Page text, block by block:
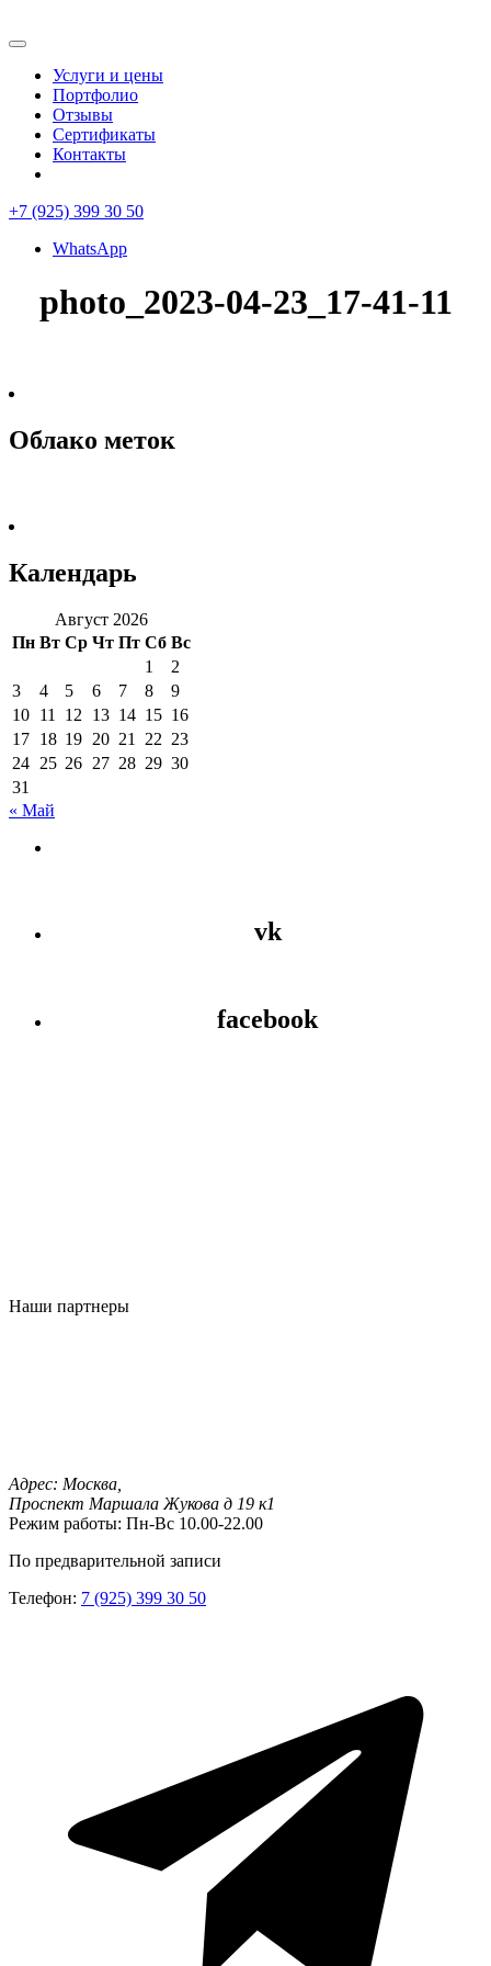
Услуги и цены
Портфолио
Отзывы
Сертификаты
Контакты
+7 (925) 399 30 50
WhatsApp
photo_2023-04-23_17-41-11
Облако меток
Календарь
Август 2026
Пн Вт Ср Чт Пт Сб Вс
1
2
3
4 5 6 7 8
9
10 11 12 13 14 15 16
17 18 19 20 21 22 23
24 25 26 27 28 29 30
31
« Май
vk
facebook
Наши партнеры
Адрес: Москва,
Проспект Маршала Жукова д 19 к1
Режим работы: Пн-Вс 10.00-22.00
По предварительной записи
Телефон: 7 (925) 399 30 50